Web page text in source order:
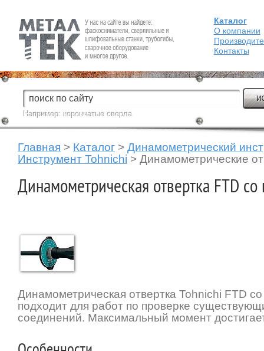
Fein — Профессиональный электроинструмент для обработки
металла.
Каталог
О компании
Контакты
Например:корончатые сверла
Главная > Каталог > Динамометрический
Инструмент Tohnichi > Динамометрические
Динамометрическая отвертка FTD
Динамометрическая отвертка Tohnichi FTD
подходит для работ по проверке
соединений. Максимальный момент